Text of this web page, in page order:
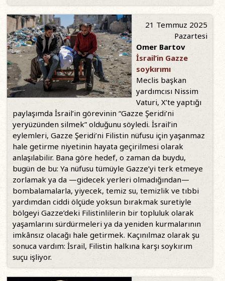
21 Temmuz 2025
Pazartesi
Omer Bartov
İsrail’in Gazze
soykırımı
Meclis başkan
yardımcısı Nissim
Vaturi, X’te yaptığı
paylaşımda İsrail’in görevinin “Gazze Şeridi’ni
yeryüzünden silmek” olduğunu söyledi. İsrail’in
eylemleri, Gazze Şeridi’ni Filistin nüfusu için yaşanmaz
hale getirme niyetinin hayata geçirilmesi olarak
anlaşılabilir. Bana göre hedef, o zaman da buydu,
bugün de bu: Ya nüfusu tümüyle Gazze’yi terk etmeye
zorlamak ya da —gidecek yerleri olmadığından—
bombalamalarla, yiyecek, temiz su, temizlik ve tıbbi
yardımdan ciddi ölçüde yoksun bırakmak suretiyle
bölgeyi Gazze’deki Filistinlilerin bir topluluk olarak
yaşamlarını sürdürmeleri ya da yeniden kurmalarının
imkânsız olacağı hale getirmek. Kaçınılmaz olarak şu
sonuca vardım: İsrail, Filistin halkına karşı soykırım
suçu işliyor.